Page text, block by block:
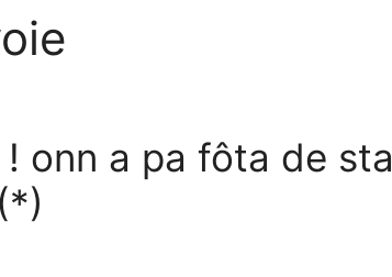
onn a pa fôta de sta